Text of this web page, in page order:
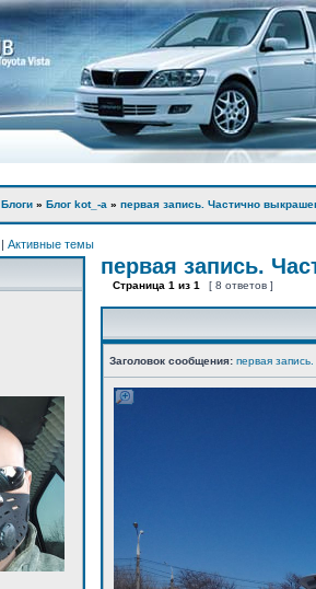
Блоги » Блог kot_-а » первая запись. Частично
| Активные темы
первая запись.
Страница 1 из 1 [ 8 ответов ]
Заголовок сообщения: первая